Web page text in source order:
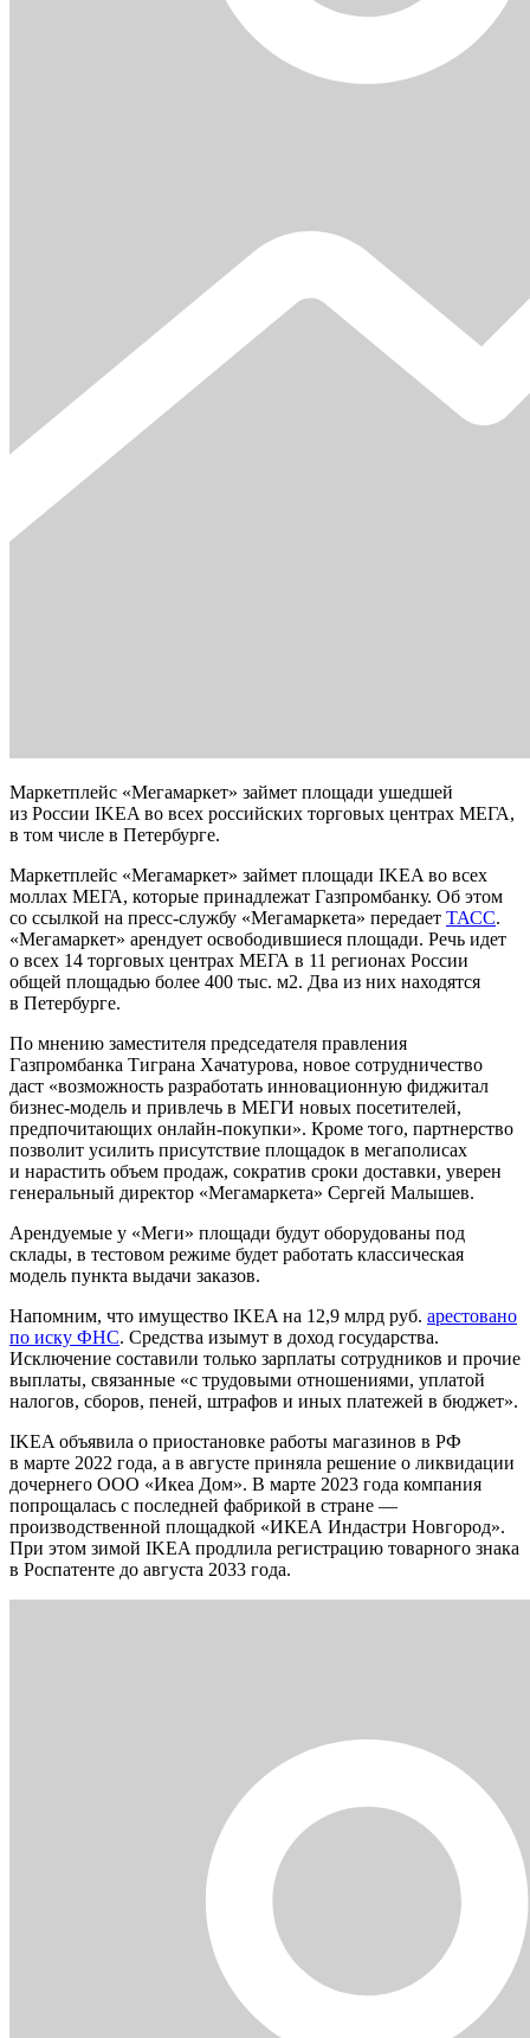
Маркетплейс «Мегамаркет» займет площади ушедшей
из России IKEA во всех российских торговых центрах МЕГА,
в том числе в Петербурге.
Маркетплейс «Мегамаркет» займет площади IKEA во всех
моллах МЕГА, которые принадлежат Газпромбанку. Об этом
со ссылкой на пресс-службу «Мегамаркета» передает ТАСС.
«Мегамаркет» арендует освободившиеся площади. Речь идет
о всех 14 торговых центрах МЕГА в 11 регионах России
общей площадью более 400 тыс. м2. Два из них находятся
в Петербурге.
По мнению заместителя председателя правления
Газпромбанка Тиграна Хачатурова, новое сотрудничество
даст «возможность разработать инновационную фиджитал
бизнес-модель и привлечь в МЕГИ новых посетителей,
предпочитающих онлайн-покупки». Кроме того, партнерство
позволит усилить присутствие площадок в мегаполисах
и нарастить объем продаж, сократив сроки доставки, уверен
генеральный директор «Мегамаркета» Сергей Малышев.
Арендуемые у «Меги» площади будут оборудованы под
склады, в тестовом режиме будет работать классическая
модель пункта выдачи заказов.
Напомним, что имущество IKEA на 12,9 млрд руб. арестовано
по иску ФНС. Средства изымут в доход государства.
Исключение составили только зарплаты сотрудников и прочие
выплаты, связанные «с трудовыми отношениями, уплатой
налогов, сборов, пеней, штрафов и иных платежей в бюджет».
IKEA объявила о приостановке работы магазинов в РФ
в марте 2022 года, а в августе приняла решение о ликвидации
дочернего ООО «Икеа Дом». В марте 2023 года компания
попрощалась с последней фабрикой в стране —
производственной площадкой «ИКЕА Индастри Новгород».
При этом зимой IKEA продлила регистрацию товарного знака
в Роспатенте до августа 2033 года.